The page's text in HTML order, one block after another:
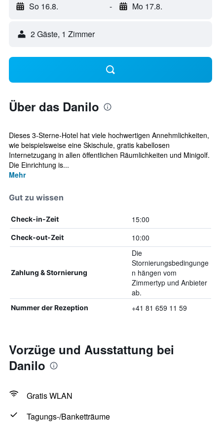
So 16.8. - Mo 17.8.
2 Gäste, 1 Zimmer
Über das Danilo
Dieses 3-Sterne-Hotel hat viele hochwertigen Annehmlichkeiten,
wie beispielsweise eine Skischule, gratis kabellosen
Internetzugang in allen öffentlichen Räumlichkeiten und Minigolf.
Die Einrichtung is...
Mehr
Gut zu wissen
Check-in-Zeit 15:00
Check-out-Zeit 10:00
Zahlung & Stornierung
Die
Stornierungsbedingunge
n hängen vom
Zimmertyp und Anbieter
ab.
Nummer der Rezeption +41 81 659 11 59
Vorzüge und Ausstattung bei
Danilo
Gratis WLAN
Tagungs-/Banketträume